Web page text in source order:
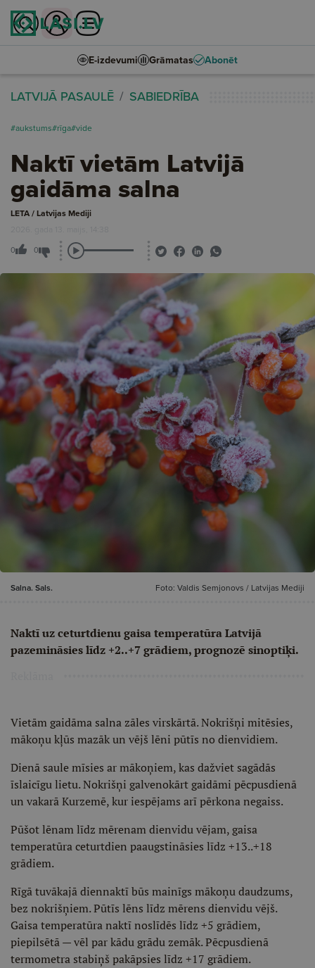
E-izdevumi Grāmatas Abonēt
LATVIJĀ PASAULĒ SABIEDRĪBA
#aukstums#rīga#vide
Naktī vietām Latvijā
gaidāma salna
LETA / Latvijas Mediji
2026. gada 13. maijs, 14:38
0 0
Salna. Sals. Foto: Valdis Semjonovs / Latvijas Mediji
Naktī uz ceturtdienu gaisa temperatūra Latvijā
pazemināsies līdz +2..+7 grādiem, prognozē sinoptiķi.
Vietām gaidāma salna zāles virskārtā. Nokrišņi mitēsies,
mākoņu kļūs mazāk un vējš lēni pūtīs no dienvidiem.
Dienā saule mīsies ar mākoņiem, kas dažviet sagādās
īslaicīgu lietu. Nokrišņi galvenokārt gaidāmi pēcpusdienā
un vakarā Kurzemē, kur iespējams arī pērkona negaiss.
Pūšot lēnam līdz mērenam dienvidu vējam, gaisa
temperatūra ceturtdien paaugstināsies līdz +13..+18
grādiem.
Rīgā tuvākajā diennaktī būs mainīgs mākoņu daudzums,
bez nokrišņiem. Pūtīs lēns līdz mērens dienvidu vējš.
Gaisa temperatūra naktī noslīdēs līdz +5 grādiem,
piepilsētā — vēl par kādu grādu zemāk. Pēcpusdienā
termometra stabiņš pakāpsies līdz +17 grādiem.